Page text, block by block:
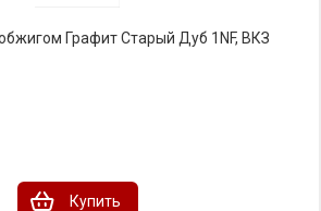
Графит Старый Дуб 1NF, ВКЗ
Купить